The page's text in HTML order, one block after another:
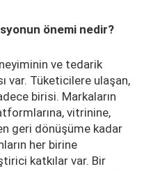
önemi nedir?
ve tedarik
var. Tüketicilere ulaşan,
birisi. Markaların
vitrinine,
geri dönüşüme kadar
her birine
katkılar var. Bir